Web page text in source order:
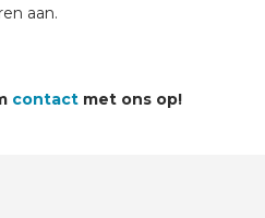
aan.
contact met ons op!